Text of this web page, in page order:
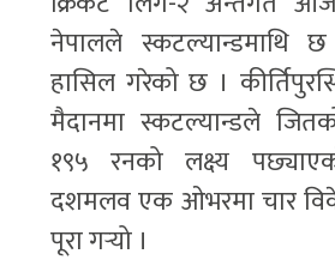
नेपालले स्कटल्यान्डमाथि
हासिल गरेको छ ।
मैदानमा स्कटल्यान्डले
१९५ रनको लक्ष्य
दशमलव एक ओभरमा चार
पूरा गर्‍यो ।